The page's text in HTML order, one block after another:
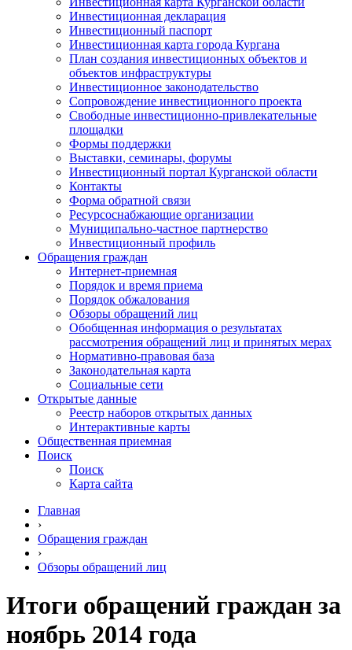
Инвестиционная декларация
Инвестиционный паспорт
Инвестиционная карта города Кургана
План создания инвестиционных объектов и
объектов инфраструктуры
Инвестиционное законодательство
Сопровождение инвестиционного проекта
Свободные инвестиционно-привлекательные
площадки
Формы поддержки
Выставки, семинары, форумы
Инвестиционный портал Курганской области
Контакты
Форма обратной связи
Ресурсоснабжающие организации
Муниципально-частное партнерство
Инвестиционный профиль
Обращения граждан
Интернет-приемная
Порядок и время приема
Порядок обжалования
Обзоры обращений лиц
Обобщенная информация о результатах
рассмотрения обращений лиц и принятых мерах
Нормативно-правовая база
Законодательная карта
Социальные сети
Открытые данные
Реестр наборов открытых данных
Интерактивные карты
Общественная приемная
Поиск
Поиск
Карта сайта
Главная
›
Обращения граждан
›
Обзоры обращений лиц
Итоги обращений граждан за
ноябрь 2014 года